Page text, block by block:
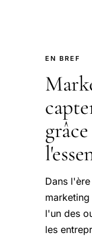
EN BREF
Dans
l'un des
les